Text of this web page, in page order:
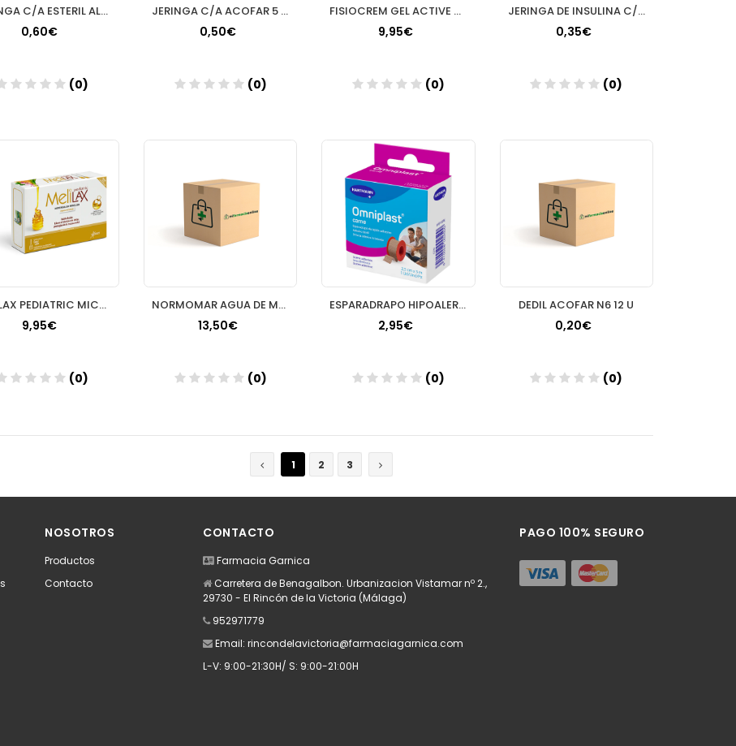
JERINGA C/A ESTERIL ALVITA 10 ML 21 G 1 1/2" (08 X 40 MM)
0,60€
(0)
JERINGA C/A ACOFAR 5 ML A:30 X 07
0,50€
(0)
FISIOCREM GEL ACTIVE 60 ML
9,95€
(0)
Añadir
JERINGA DE INSULINA C/A 100 UI ACOFAR 1 SOLO USO
0,35€
(0)
MELILAX PEDIATRIC MICROENEMAS 5 G 6 UNIDADES
9,95€
(0)
NORMOMAR AGUA DE MAR FUERZA INTENSA DUPLO
13,50€
(0)
ESPARADRAPO HIPOALERGICO OMNIPLAST TEJIDO RESIST
2,95€
(0)
DEDIL ACOFAR N6 12 U
0,20€
(0)
1
2 3
NOSOTROS
Productos
Contacto
CONTACTO
Farmacia Garnica
Carretera de Benagalbon. Urbanizacion Vistamar nº 2.,
29730 - El Rincón de la Victoria (Málaga)
952971779
Email: rincondelavictoria@farmaciagarnica.com
L-V: 9:00-21:30H/ S: 9:00-21:00H
PAGO 100% SEGURO